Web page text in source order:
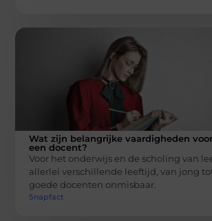
Wat zijn belangrijke vaardigheden voor
een docent?
Voor het onderwijs en de scholing van
allerlei verschillende leeftijd, van jong
goede docenten onmisbaar.
Snapfact